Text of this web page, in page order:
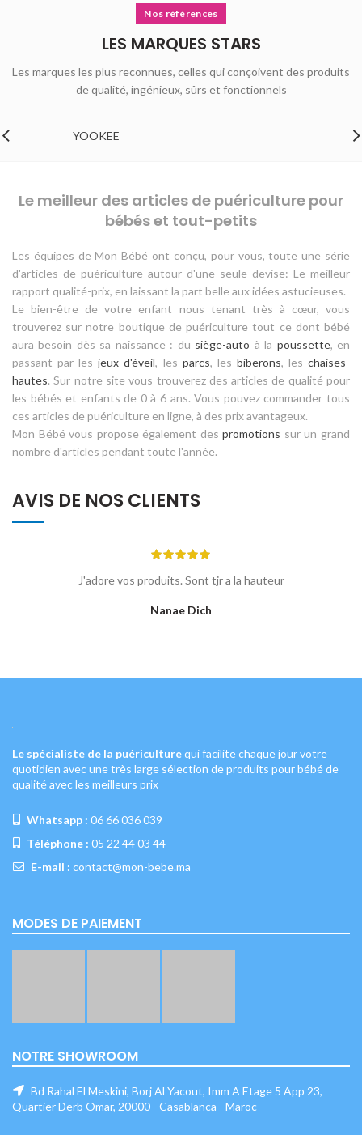
Nos références
LES MARQUES STARS
Les marques les plus reconnues, celles qui conçoivent des produits
de qualité, ingénieux, sûrs et fonctionnels
YOOKEE
Le meilleur des articles de puériculture pour
bébés et tout-petits
Les équipes de Mon Bébé ont conçu, pour vous, toute une série
d'articles de puériculture autour d'une seule devise: Le meilleur
rapport qualité-prix, en laissant la part belle aux idées astucieuses.
Le bien-être de votre enfant nous tenant très à cœur, vous
trouverez sur notre boutique de puériculture tout ce dont bébé
aura besoin dès sa naissance : du siège-auto à la poussette, en
passant par lesjeux d'éveil, les parcs, les biberons, leschaises-
hautes. Sur notre site vous trouverez des articles de qualité pour
les bébés et enfants de 0 à 6 ans. Vous pouvez commander tous
ces articles de puériculture en ligne, à des prix avantageux.
Mon Bébé vous propose également despromotions sur un grand
nombre d'articles pendant toute l'année.
AVIS DE NOS CLIENTS
احببت هذه الصفحة تتضمن جميع ادوات الاطفال الجميلة اتمنى لكم التوفيق
Le spécialiste de la puériculturequi facilite chaque jour votre
quotidien avec une très large sélection de produits pour bébé de
qualité avec les meilleurs prix
Whatsapp : 06 66 036 039
Téléphone : 05 22 44 03 44
E-mail : contact@mon-bebe.ma
MODES DE PAIEMENT
NOTRE SHOWROOM
Bd Rahal El Meskini, Borj Al Yacout, Imm A Etage 5 App 23,
Quartier Derb Omar, 20000 - Casablanca - Maroc